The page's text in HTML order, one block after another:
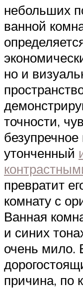
небольших
ванной
но и
точности,
утонченный
превратит
комнату с
Ванная
и синих
очень мило.
причина, по